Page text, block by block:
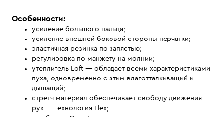
Особенности:
усиление большого пальца;
усиление внешней боковой стороны перчатки;
эластичная резинка по запястью;
регулировка по манжету на молнии;
утеплитель Loft — обладает всеми характеристиками
пуха, одновременно с этим влаготталкиващий и
дышащий;
стретч-материал обеспечивает свободу движения
рук — технология Flex;